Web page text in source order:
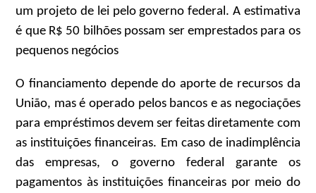
um projeto de lei pelo governo federal. A estimativa
é que R$ 50 bilhões possam ser emprestados para os
pequenos negócios
O financiamento depende do aporte de recursos da
União, mas é operado pelos bancos e as negociações
para empréstimos devem ser feitas diretamente com
as instituições financeiras. Em caso de inadimplência
das empresas, o governo federal garante os
pagamentos às instituições financeiras por meio do